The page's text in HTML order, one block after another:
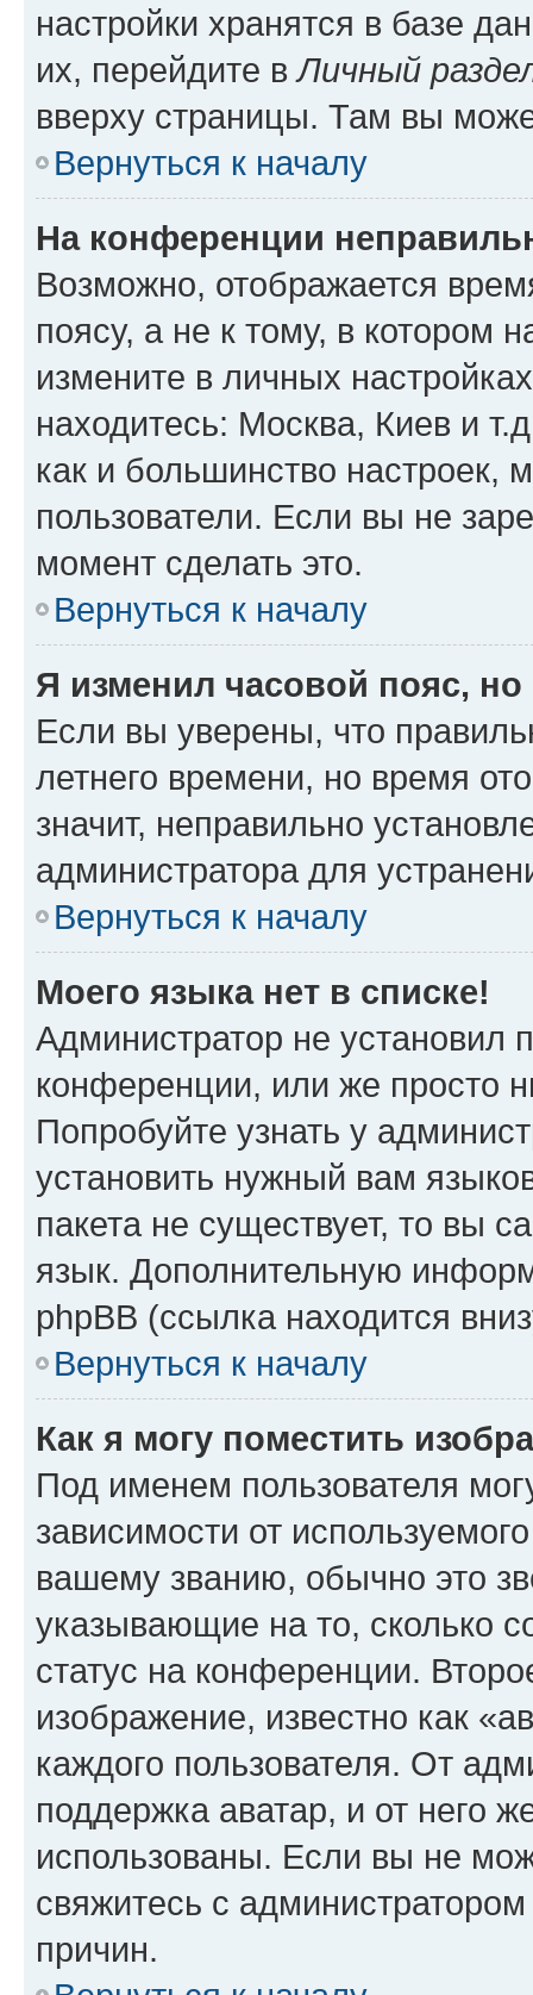
настройки хранятся в базе
их, перейдите вЛичный
вверху страницы. Там вы
Вернуться к началу
На конференции
Возможно, отображается
поясу, а не к тому, в котором
измените в личных
находитесь: Москва, Киев и
как и большинство настроек,
пользователи. Если вы не
момент сделать это.
Вернуться к началу
Я изменил часовой пояс,
Если вы уверены, что
летнего времени, но время
значит, неправильно
администратора для
Вернуться к началу
Моего языка нет в списке!
Администратор не установил
конференции, или же просто
Попробуйте узнать у
установить нужный вам
пакета не существует, то вы
язык. Дополнительную
phpBB (ссылка находится
Вернуться к началу
Как я могу поместить
Под именем пользователя
зависимости от
вашему званию, обычно это
указывающие на то, сколько
статус на конференции.
изображение, известно как
каждого пользователя. От
поддержка аватар, и от него
использованы. Если вы не
свяжитесь с
причин.